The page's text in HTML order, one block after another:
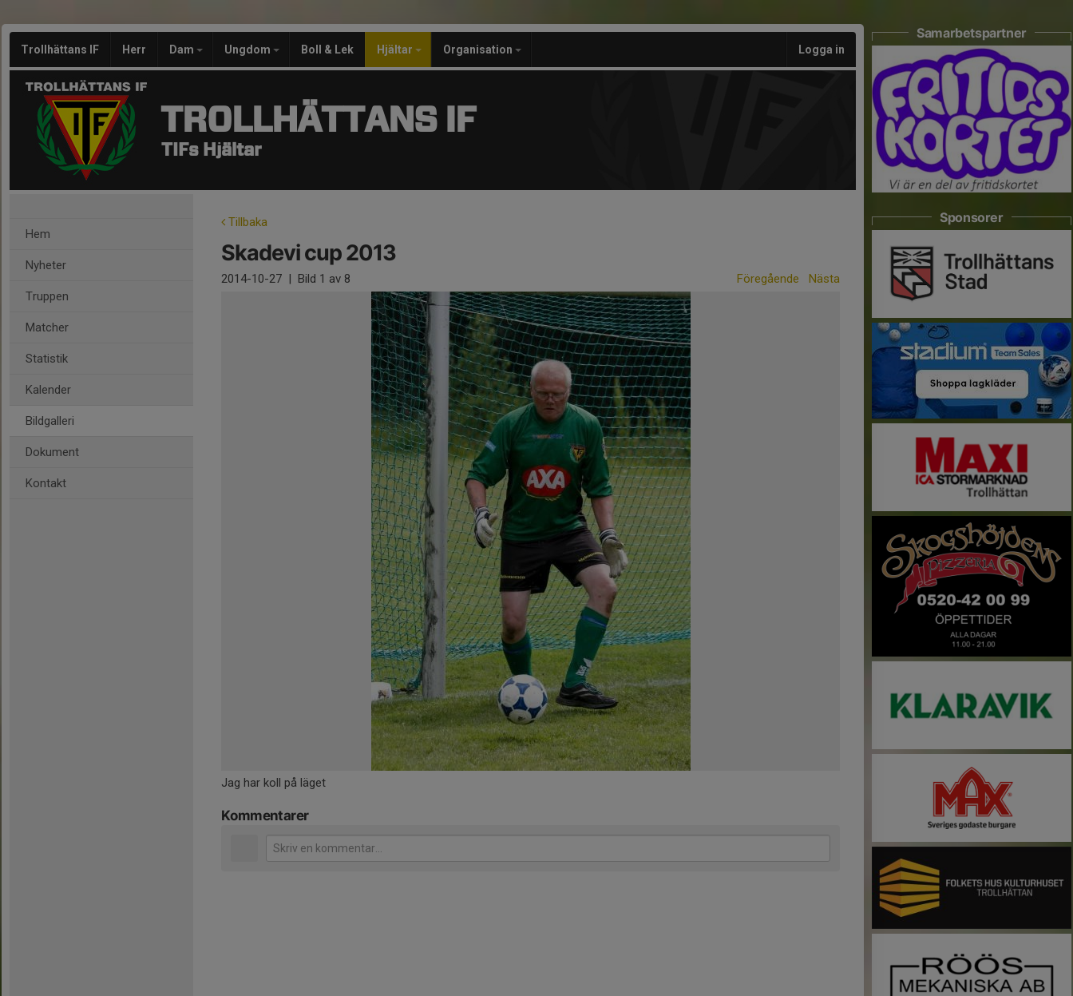
Trollhättans IF Herr Dam Ungdom Boll & Lek Hjältar Organisation Logga in
TROLLHÄTTANS IF
TIFs Hjältar
Hem
Nyheter
Truppen
Matcher
Statistik
Kalender
Bildgalleri
Dokument
Kontakt
Tillbaka
Skadevi cup 2013
2014-10-27 | Bild 1 av 8 Föregående Nästa
Jag har koll på läget
Kommentarer
Samarbetspartner
Sponsorer